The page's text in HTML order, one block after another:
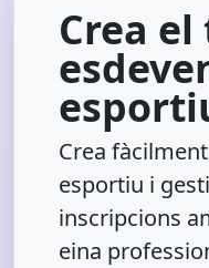
Crea el
Crea
esportiu i
inscripcions
eina